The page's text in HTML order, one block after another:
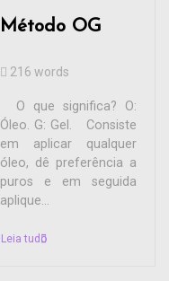
Método OG
216 words
O que significa? O:
Óleo. G: Gel. Consiste
em aplicar qualquer
óleo, dê preferência a
puros e em seguida
aplique...
Leia tudo